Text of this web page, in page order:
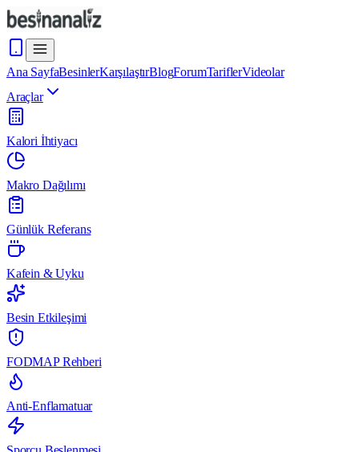
Ana SayfaBesinlerKarşılaştırBlogForumTariflerVideolar
Araçlar
Kalori İhtiyacı
Makro Dağılımı
Günlük Referans
Kafein & Uyku
Besin Etkileşimi
FODMAP Rehberi
Anti-Enflamatuar